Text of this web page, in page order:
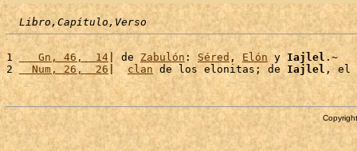
Libro,Capítulo,Verso
1
   Gn, 46,  14
| de Zabulón: Séred , Elón y Iajlel .~
2
  Num, 26,  26
| clan de los elonitas; de Iajlel , el